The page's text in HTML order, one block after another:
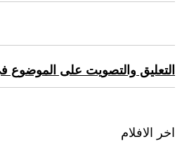
التعليق والتصويت على الموضوع
اخر الافلام